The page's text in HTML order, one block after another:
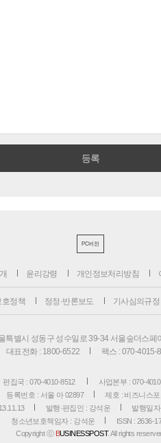
PC버전
윤리강령 개인정보처리방침
정책 정정·반론보도 기사심의규정
특별시 성동구 성수일로 39-34 서울숲더스페
대표전화 : 1800-6522
팩스 : 070-4015-
편집국 : 070-4010-8512
사업본부 : 070-
등록번호 : 서울 아 02897
제호 : 비즈니스포
발행·편집인 : 강석운
발행일
청소년보호책임자 : 강석운
ISSN : 2636-
Copyright ⓒ BUSINESSPOST. All rights